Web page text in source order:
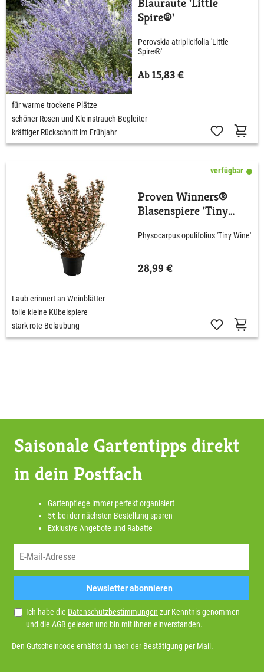
Blauraute 'Little
Spire®'
Perovskia atriplicifolia 'Little
Spire®'
Ab 15,83 €
für warme trockene Plätze
schöner Rosen und Kleinstrauch-Begleiter
kräftiger Rückschnitt im Frühjahr
verfügbar
Proven Winners®
Blasenspiere 'Tiny
Physocarpus opulifolius 'Tiny Wine'
28,99 €
Laub erinnert an Weinblätter
tolle kleine Kübelspiere
stark rote Belaubung
Saisonale Gartentipps direkt
in dein Postfach
Gartenpflege immer perfekt organisiert
5€ bei der nächsten Bestellung sparen
Exklusive Angebote und Rabatte
Newsletter abonnieren
Ich habe die Datenschutzbestimmungen zur Kenntnis genommen
und die AGB gelesen und bin mit ihnen einverstanden.
Den Gutscheincode erhältst du nach der Bestätigung per Mail.